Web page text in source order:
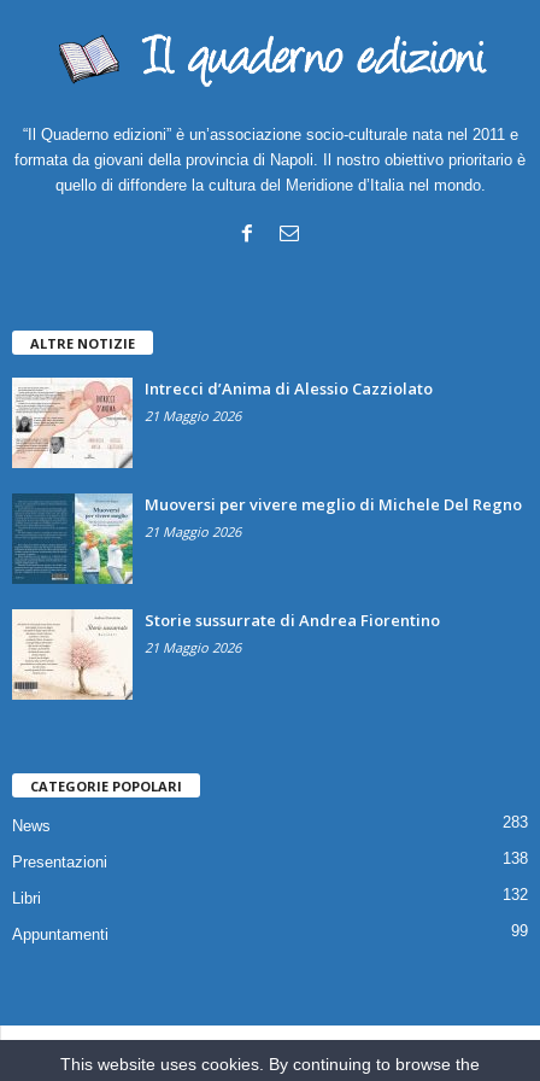
“Il Quaderno edizioni” è un’associazione socio-culturale nata nel 2011 e
formata da giovani della provincia di Napoli. Il nostro obiettivo prioritario è
quello di diffondere la cultura del Meridione d’Italia nel mondo.
ALTRE NOTIZIE
Intrecci d’Anima di Alessio Cazziolato
21 Maggio 2026
Muoversi per vivere meglio di Michele Del Regno
21 Maggio 2026
Storie sussurrate di Andrea Fiorentino
21 Maggio 2026
CATEGORIE POPOLARI
News 283
Presentazioni 138
Libri 132
Appuntamenti 99
This website uses cookies. By continuing to browse the